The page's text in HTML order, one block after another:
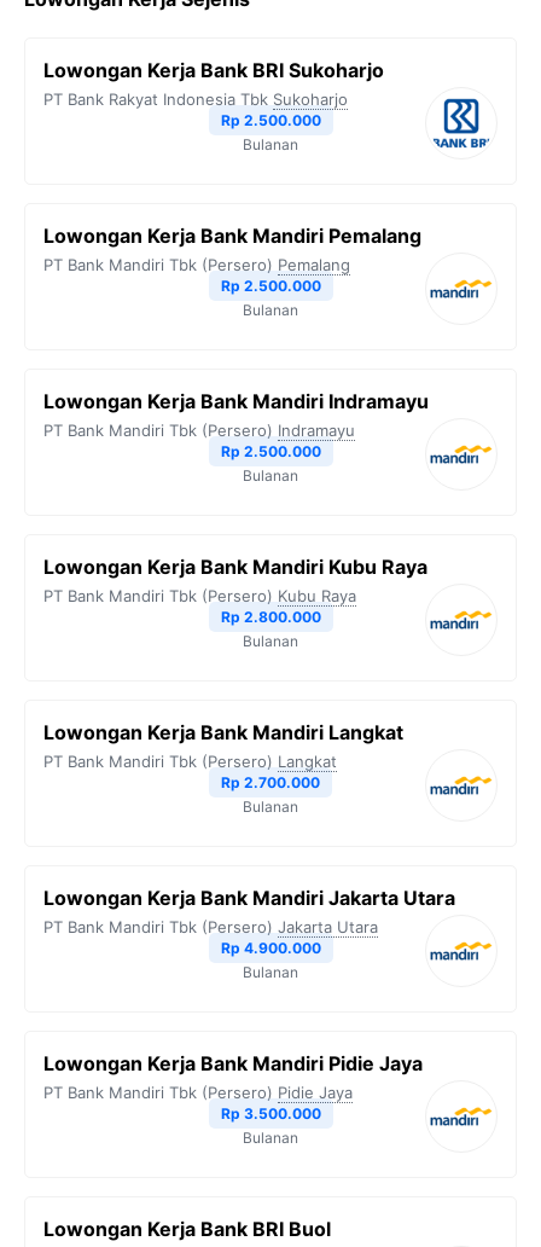
e
o
t
e
e
r
t
A
y
n
k
Lowongan Kerja Bank BRI Sukoharjo
PT Bank Rakyat Indonesia Tbk Sukoharjo
Rp 2.500.000
Bulanan
Lowongan Kerja Bank Mandiri Pemalang
PT Bank Mandiri Tbk (Persero) Pemalang
Rp 2.500.000
Bulanan
Lowongan Kerja Bank Mandiri Indramayu
PT Bank Mandiri Tbk (Persero) Indramayu
Rp 2.500.000
Bulanan
Lowongan Kerja Bank Mandiri Kubu Raya
PT Bank Mandiri Tbk (Persero) Kubu Raya
Rp 2.800.000
Bulanan
Lowongan Kerja Bank Mandiri Langkat
PT Bank Mandiri Tbk (Persero) Langkat
Rp 2.700.000
Bulanan
Lowongan Kerja Bank Mandiri Jakarta Utara
PT Bank Mandiri Tbk (Persero) Jakarta Utara
Rp 4.900.000
Bulanan
Lowongan Kerja Bank Mandiri Pidie Jaya
PT Bank Mandiri Tbk (Persero) Pidie Jaya
Rp 3.500.000
Bulanan
Lowongan Kerja Bank BRI Buol